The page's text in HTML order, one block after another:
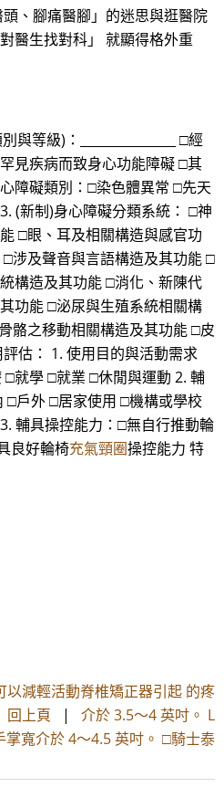
、腳痛醫腳」的迷思與逛醫院
醫生找對科」 就顯得格外重
等級)：_______________ □經
見疾病而致身心功能障礙 □其
障礙類別：□染色體異常 □先天
(新制)身心障礙分類系統： □神
□眼、耳及相關構造與感官功
□涉及聲音與言語構造及其功能 □
構造及其功能 □消化、新陳代
功能 □泌尿與生殖系統相關構
骼之移動相關構造及其功能 □皮
估： 1. 使用目的與活動需求
就學 □就業 □休閒與運動 2. 輔
□戶外 □居家使用 □機構或學校
輔具操控能力：□無自行推動輪
良好輪椅充氣頸圈操控能力 特
減輕活動脊椎矯正器引起 的疼
回上頁 | 介於 3.5～4 英吋。 L
掌寬介於 4～4.5 英吋。 □騎士泰